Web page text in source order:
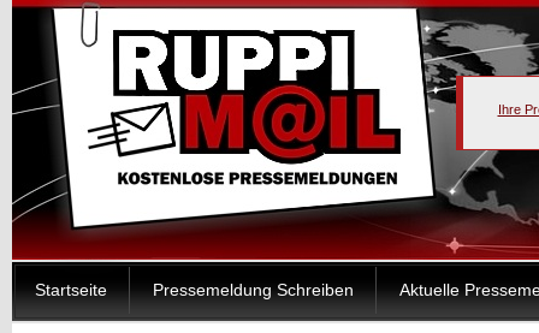
Ihre
Startseite Pressemeldung Schreiben Aktuelle